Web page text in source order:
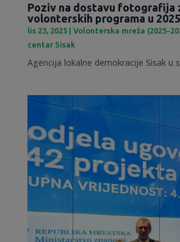
Poziv na dostavu fotografija
volonterskih programa u
lis 23, 2025| Volonterska mreža (2025-
centar Sisak
Agencija lokalne demokracije Sisak u